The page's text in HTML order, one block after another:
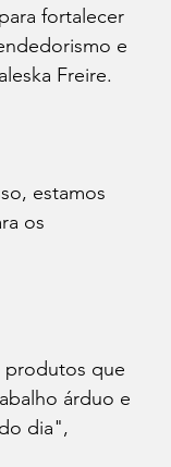
fortalecer
e
Freire.
estamos
os
produtos que
árduo e
dia",